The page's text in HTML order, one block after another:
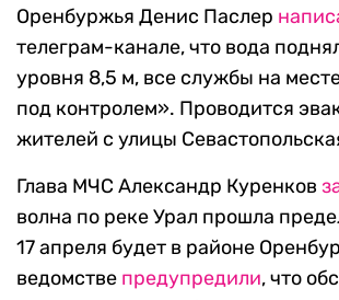
Оренбуржья Денис Паслер
телеграм-канале, что вода
уровня 8,5 м, все службы на
под контролем». Проводится
жителей с улицы
Глава МЧС Александр Куренков
волна по реке Урал прошла
17 апреля будет в районе
ведомстве предупредили, что